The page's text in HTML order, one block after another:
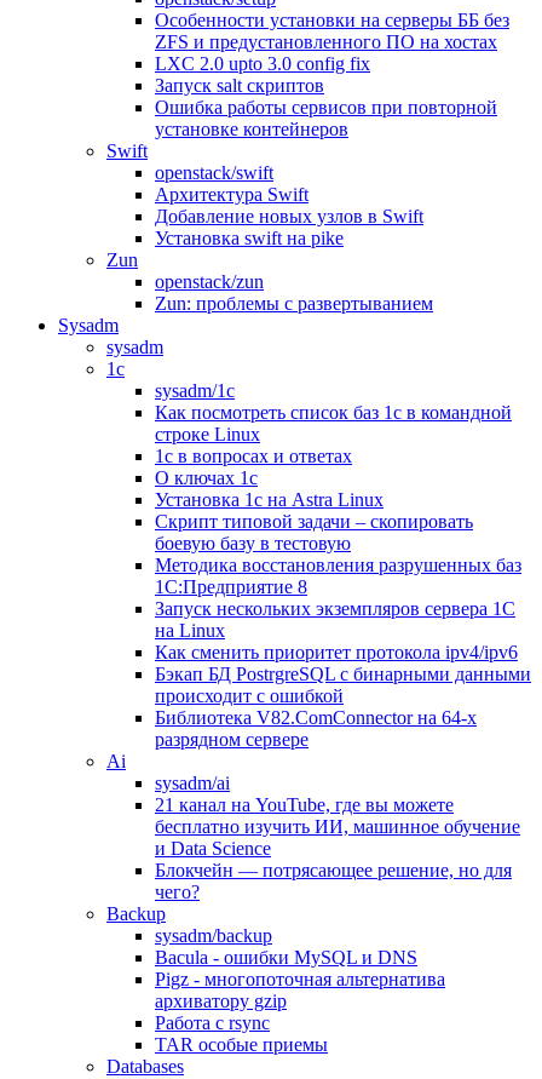
Особенности установки на серверы ББ без
ZFS и предустановленного ПО на хостах
LXC 2.0 upto 3.0 config fix
Запуск salt скриптов
Ошибка работы сервисов при повторной
установке контейнеров
Swift
openstack/swift
Архитектура Swift
Добавление новых узлов в Swift
Установка swift на pike
Zun
openstack/zun
Zun: проблемы с развертыванием
Sysadm
sysadm
1c
sysadm/1c
Как посмотреть список баз 1с в командной
строке Linux
1с в вопросах и ответах
О ключах 1с
Установка 1с на Astra Linux
Скрипт типовой задачи – скопировать
боевую базу в тестовую
Методика восстановления разрушенных баз
1С:Предприятие 8
Запуск нескольких экземпляров сервера 1С
на Linux
Как сменить приоритет протокола ipv4/ipv6
Бэкап БД PostrgreSQL с бинарными данными
происходит с ошибкой
Библиотека V82.ComConnector на 64-х
разрядном сервере
Ai
sysadm/ai
21 канал на YouTube, где вы можете
бесплатно изучить ИИ, машинное обучение
и Data Science
Блокчейн — потрясающее решение, но для
чего?
Backup
sysadm/backup
Bacula - ошибки MySQL и DNS
Pigz - многопоточная альтернатива
архиватору gzip
Работа с rsync
TAR особые приемы
Databases